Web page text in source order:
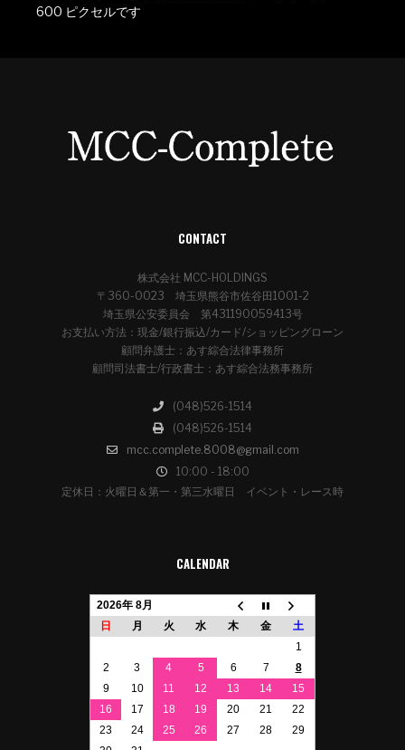
600 ピクセルです
CONTACT
株式会社 MCC-HOLDINGS
〒360-0023 埼玉県熊谷市佐谷田1001-2
埼玉県公安委員会 第431190059413号
お支払い方法：現金/銀行振込/カード/ショッピングローン
顧問弁護士：あす綜合法律事務所
顧問司法書士/行政書士：あす綜合法務事務所
(048)526-1514
(048)526-1514
mcc.complete.8008@gmail.com
10:00 - 18:00
定休日：火曜日＆第一・第三水曜日 イベント・レース時
CALENDAR
2026年 8月
日
月 火 水 木 金
土
1
2
3 4 5 6 7
8
9
10 11 12 13 14
15
16
17 18 19 20 21
22
23
24 25 26 27 28
29